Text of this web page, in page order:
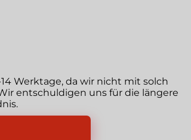
14 Werktage, da wir nicht mit solch
entschuldigen uns für die längere